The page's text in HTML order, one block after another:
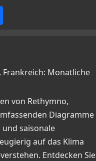
Frankreich: Monatliche
von Rethymno,
Diagramme
saisonale
auf das Klima
Entdecken Sie